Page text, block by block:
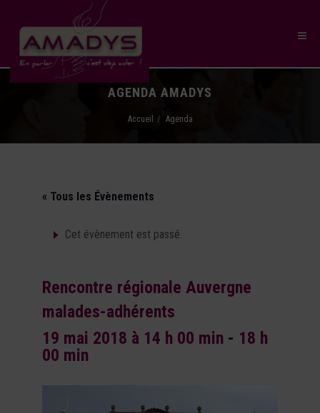
AGENDA AMADYS
Accueil Agenda
« Tous les Évènements
Cet évènement est passé.
Rencontre régionale Auvergne
malades-adhérents
19 mai 2018 à 14 h 00 min - 18 h
00 min